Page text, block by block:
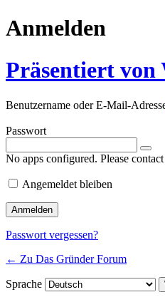
Anmelden
Präsentiert von
Benutzername oder E-Mail-
Passwort
No apps configured. Please
Angemeldet bleiben
Passwort vergessen?
← Zu Das Gründer Forum
Sprache